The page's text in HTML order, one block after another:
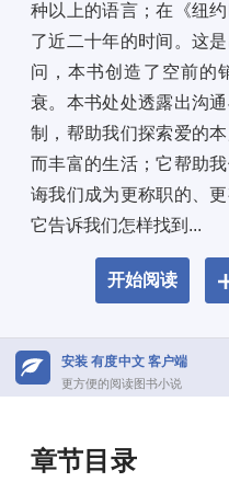
种以上的语言；在《纽
了近二十年的时间。这
问，本书创造了空前的
衰。本书处处透露出沟
制，帮助我们探索爱的
而丰富的生活；它帮助
诲我们成为更称职的、
它告诉我们怎样找到...
开始阅读
安装 有度中文 客户端
更方便的阅读图书小说
章节目录